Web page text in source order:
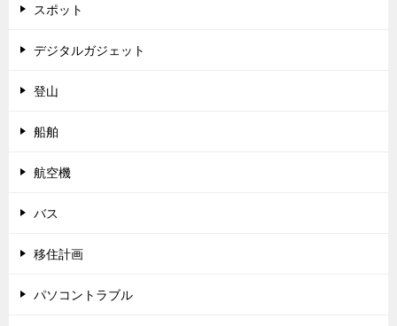
スポット
デジタルガジェット
登山
船舶
航空機
バス
移住計画
パソコントラブル